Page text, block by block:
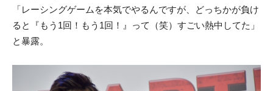
「レーシングゲームを本気でやるんですが、どっちかが負け
ると『もう1回！もう1回！』って（笑）すごい熱中してた」
と暴露。